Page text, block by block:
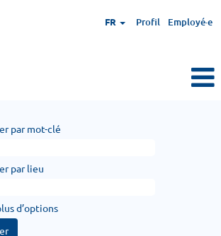
FR Profil Employé·e
par mot-clé
par lieu
d’options